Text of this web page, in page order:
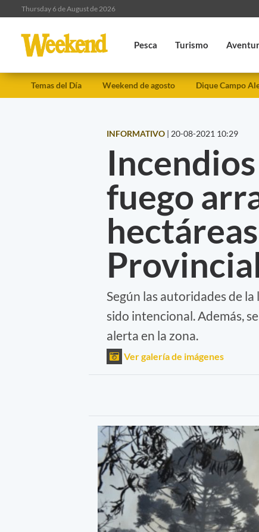
Thursday 6 de August de 2026
Pesca Turismo
Temas del Día Weekend de agosto Dique Campo
INFORMATIVO | 20-08-2021 10:29
fuego
Según las autoridades de
sido intencional. Además,
alerta en la zona.
Ver galería de imágenes